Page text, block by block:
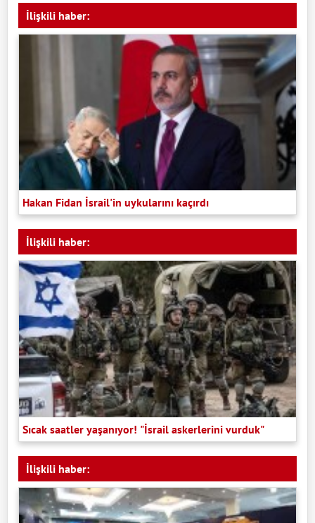
İlişkili haber:
Hakan Fidan İsrail'in uykularını kaçırdı
İlişkili haber:
Sıcak saatler yaşanıyor! "İsrail askerlerini vurduk"
İlişkili haber: